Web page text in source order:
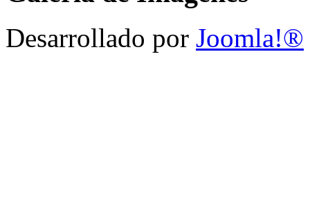
Desarrollado por Joomla!®